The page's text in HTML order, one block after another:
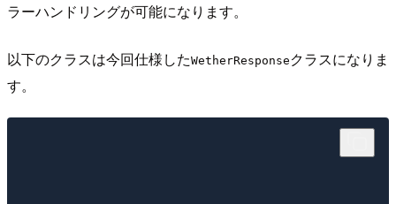
ラーハンドリングが可能になります。
以下のクラスは今回仕様したWetherResponse クラスになりま
す。